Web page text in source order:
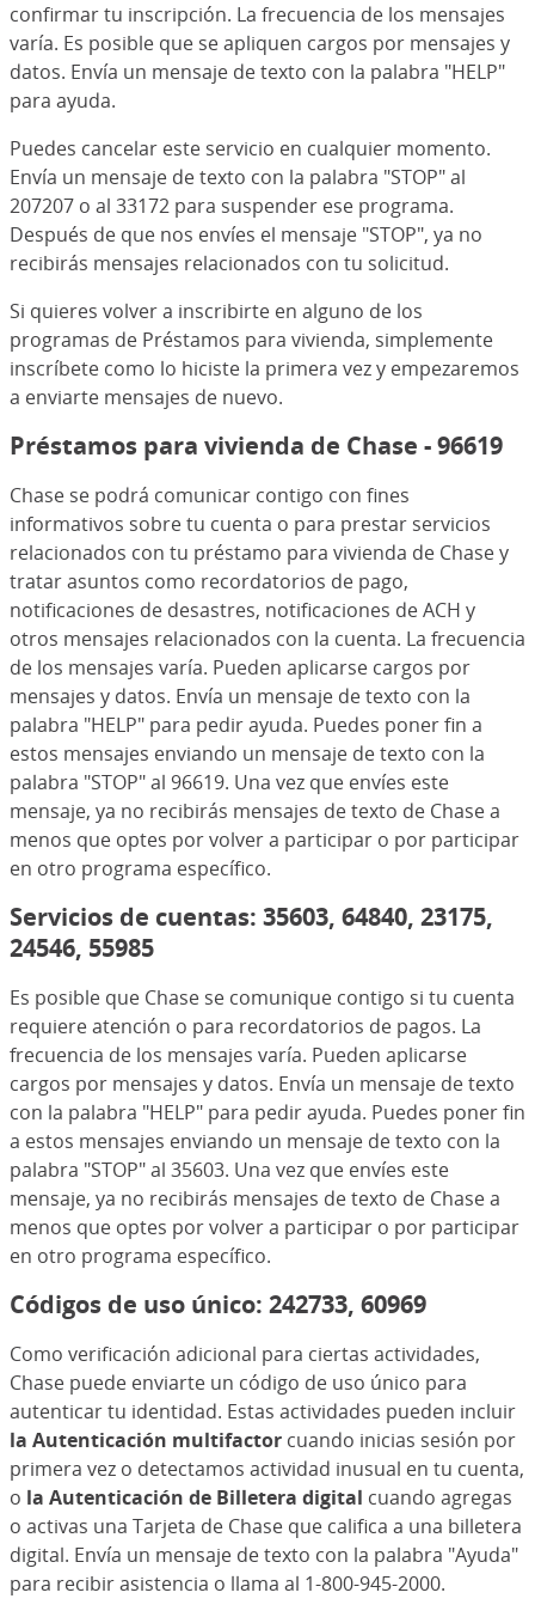
confirmar tu inscripción. La frecuencia de los mensajes
varía. Es posible que se apliquen cargos por mensajes y
datos. Envía un mensaje de texto con la palabra "HELP"
para ayuda.
Puedes cancelar este servicio en cualquier momento.
Envía un mensaje de texto con la palabra "STOP" al
207207 o al 33172 para suspender ese programa.
Después de que nos envíes el mensaje "STOP", ya no
recibirás mensajes relacionados con tu solicitud.
Si quieres volver a inscribirte en alguno de los
programas de Préstamos para vivienda, simplemente
inscríbete como lo hiciste la primera vez y empezaremos
a enviarte mensajes de nuevo.
Préstamos para vivienda de Chase - 96619
Chase se podrá comunicar contigo con fines
informativos sobre tu cuenta o para prestar servicios
relacionados con tu préstamo para vivienda de Chase y
tratar asuntos como recordatorios de pago,
notificaciones de desastres, notificaciones de ACH y
otros mensajes relacionados con la cuenta. La frecuencia
de los mensajes varía. Pueden aplicarse cargos por
mensajes y datos. Envía un mensaje de texto con la
palabra "HELP" para pedir ayuda. Puedes poner fin a
estos mensajes enviando un mensaje de texto con la
palabra "STOP" al 96619. Una vez que envíes este
mensaje, ya no recibirás mensajes de texto de Chase a
menos que optes por volver a participar o por participar
en otro programa específico.
Servicios de cuentas: 35603, 64840, 23175,
24546, 55985
Es posible que Chase se comunique contigo si tu cuenta
requiere atención o para recordatorios de pagos. La
frecuencia de los mensajes varía. Pueden aplicarse
cargos por mensajes y datos. Envía un mensaje de texto
con la palabra "HELP" para pedir ayuda. Puedes poner fin
a estos mensajes enviando un mensaje de texto con la
palabra "STOP" al 35603. Una vez que envíes este
mensaje, ya no recibirás mensajes de texto de Chase a
menos que optes por volver a participar o por participar
en otro programa específico.
Códigos de uso único: 242733, 60969
Como verificación adicional para ciertas actividades,
Chase puede enviarte un código de uso único para
autenticar tu identidad. Estas actividades pueden incluir
la Autenticación multifactor cuando inicias sesión por
primera vez o detectamos actividad inusual en tu cuenta,
o la Autenticación de Billetera digital cuando agregas
o activas una Tarjeta de Chase que califica a una billetera
digital. Envía un mensaje de texto con la palabra "Ayuda"
para recibir asistencia o llama al 1-800-945-2000.